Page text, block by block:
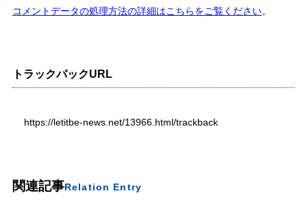
コメントデータの処理方法の詳細はこちらをご覧ください。
トラックバックURL
https://letitbe-news.net/13966.html/trackback
関連記事Relation Entry